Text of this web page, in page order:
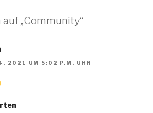
„Community“
2021 UM 5:02 P.M. UHR